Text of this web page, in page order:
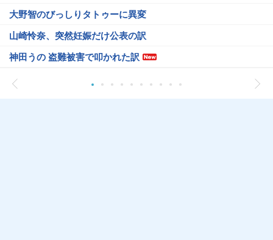
大野智のびっしりタトゥーに異変
山崎怜奈、突然妊娠だけ公表の訳
神田うの 盗難被害で叩かれた訳